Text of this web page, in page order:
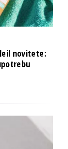
novitete: